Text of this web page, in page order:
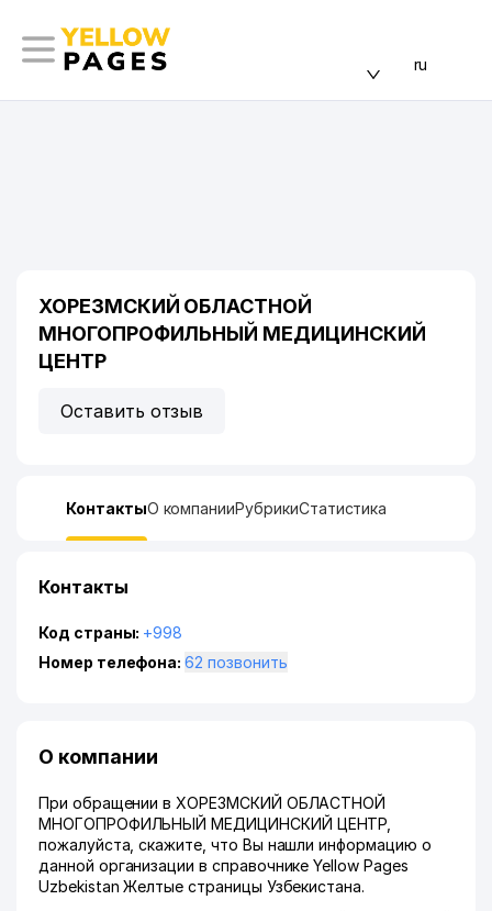
ru
ХОРЕЗМСКИЙ ОБЛАСТНОЙ
МНОГОПРОФИЛЬНЫЙ МЕДИЦИНСКИЙ
ЦЕНТР
Оставить отзыв
КонтактыО компанииРубрикиСтатистика
Контакты
Код страны: +998
Номер телефона:
62 позвонить
О компании
При обращении в ХОРЕЗМСКИЙ ОБЛАСТНОЙ
МНОГОПРОФИЛЬНЫЙ МЕДИЦИНСКИЙ ЦЕНТР,
пожалуйста, скажите, что Вы нашли информацию о
данной организации в справочнике Yellow Pages
Uzbekistan Желтые страницы Узбекистана.